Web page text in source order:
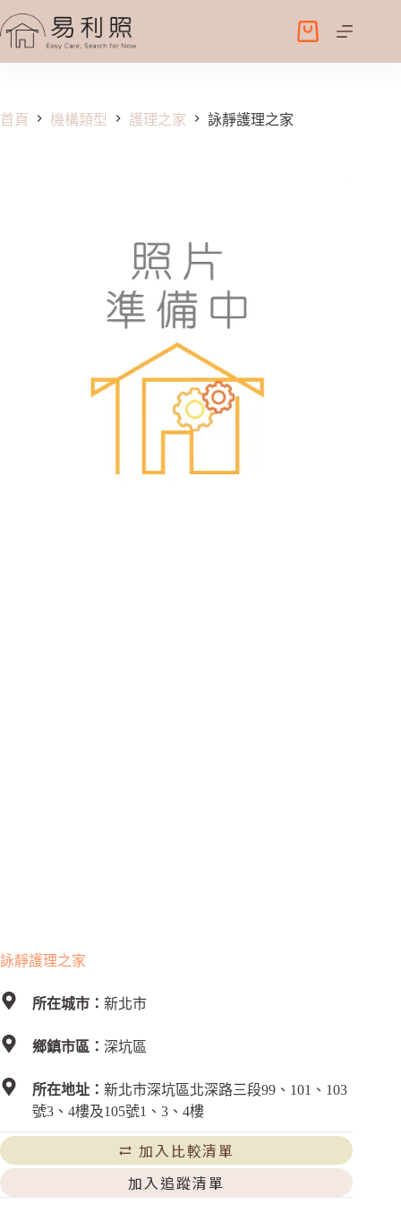
至
容
購
物
首頁 機構類型 護理之家 詠靜護理之家
詠靜護理之家
所在城市： 新北市
鄉鎮市區： 深坑區
所在地址： 新北市深坑區北深路三段99、101、103
號3、4樓及105號1、3、4樓
加入比較清單
加入追蹤清單